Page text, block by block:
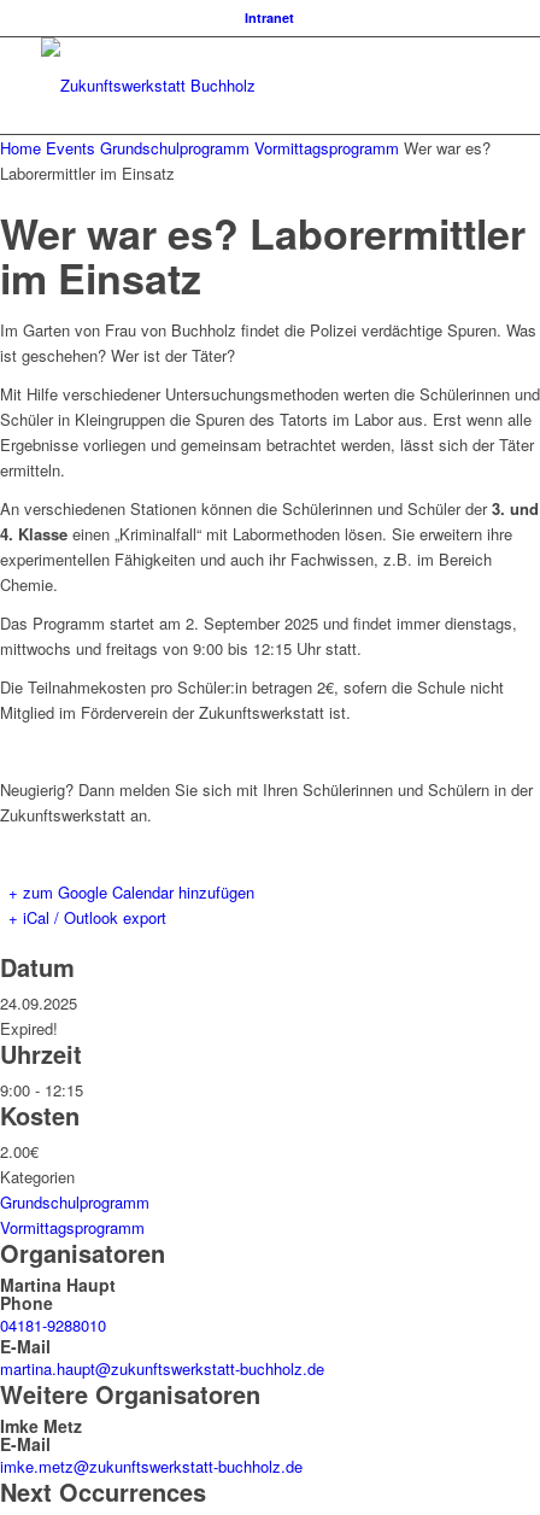
Intranet
Home Events Grundschulprogramm Vormittagsprogramm Wer war es?
Laborermittler im Einsatz
Wer war es? Laborermittler
im Einsatz
Im Garten von Frau von Buchholz findet die Polizei verdächtige Spuren. Was
ist geschehen? Wer ist der Täter?
Mit Hilfe verschiedener Untersuchungsmethoden werten die Schülerinnen und
Schüler in Kleingruppen die Spuren des Tatorts im Labor aus. Erst wenn alle
Ergebnisse vorliegen und gemeinsam betrachtet werden, lässt sich der Täter
ermitteln.
An verschiedenen Stationen können die Schülerinnen und Schüler der3. und
4. Klasse einen „Kriminalfall“ mit Labormethoden lösen. Sie erweitern ihre
experimentellen Fähigkeiten und auch ihr Fachwissen, z.B. im Bereich
Chemie.
Das Programm startet am 2. September 2025 und findet immer dienstags,
mittwochs und freitags von 9:00 bis 12:15 Uhr statt.
Die Teilnahmekosten pro Schüler:in betragen 2€, sofern die Schule nicht
Mitglied im Förderverein der Zukunftswerkstatt ist.
Neugierig? Dann melden Sie sich mit Ihren Schülerinnen und Schülern in der
Zukunftswerkstatt an.
+ zum Google Calendar hinzufügen
+ iCal / Outlook export
Datum
24.09.2025
Expired!
Uhrzeit
9:00 - 12:15
Kosten
2.00€
Kategorien
Grundschulprogramm
Vormittagsprogramm
Organisatoren
Martina Haupt
Phone
04181-9288010
E-Mail
martina.haupt@zukunftswerkstatt-buchholz.de
Weitere Organisatoren
Imke Metz
E-Mail
imke.metz@zukunftswerkstatt-buchholz.de
Next Occurrences